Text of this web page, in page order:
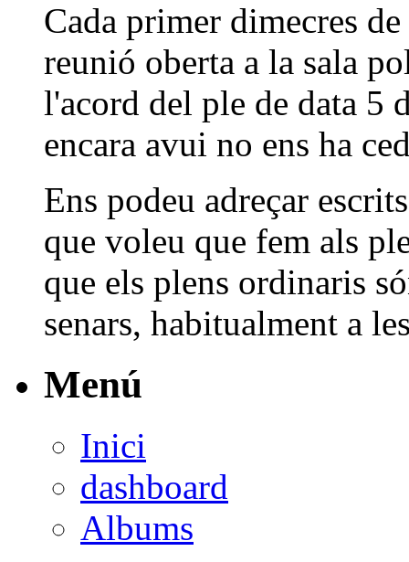
Cada primer dimecres
reunió oberta a la sala
l'acord del ple de data 5
encara avui no ens ha
Ens podeu adreçar
que voleu que fem als
que els plens ordinaris
senars, habitualment a
Menú
Inici
dashboard
Albums